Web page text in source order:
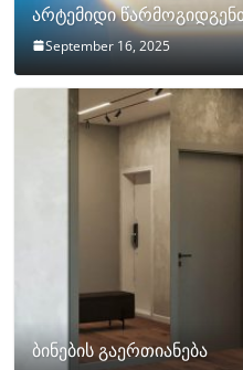
არტემიდი
September 16, 2025
ბინების გაერთიანება